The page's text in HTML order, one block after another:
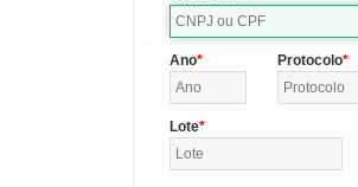
Ano Protocolo
Lote